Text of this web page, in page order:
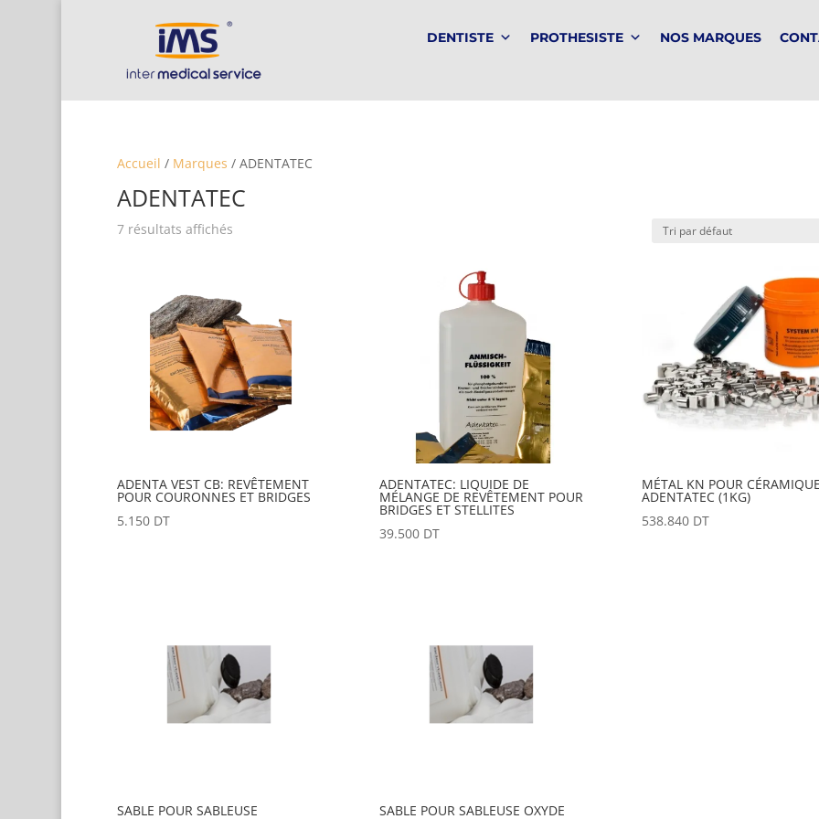
DENTISTE PROTHESISTE NOS MARQUES
Accueil / Marques / ADENTATEC
ADENTATEC
7 résultats affichés
ADENTA VEST CB: REVÊTEMENT
POUR COURONNES ET BRIDGES
5.150DT
ADENTATEC: LIQUIDE DE
MÉLANGE DE REVÊTEMENT POUR
BRIDGES ET STELLITES
39.500DT
MÉTAL KN POUR
ADENTATEC (1KG)
538.840DT
SABLE POUR SABLEUSE SABLE POUR SABLEUSE OXYDE